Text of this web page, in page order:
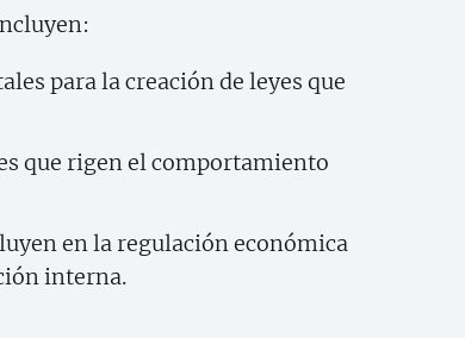
para la creación de leyes que
que rigen el comportamiento
en la regulación económica
interna.